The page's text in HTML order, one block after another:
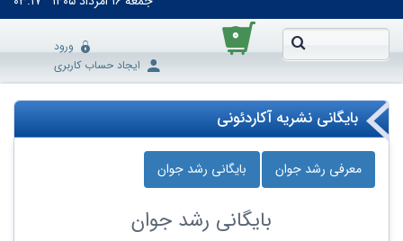
۰
ورود
ایجاد حساب کاربری
بایگانی نشریه آکاردئونی
معرفی رشد جوان بایگانی رشد جوان
بایگانی رشد جوان